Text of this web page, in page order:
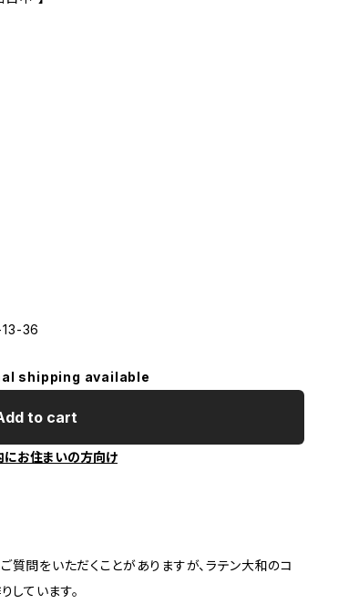
36
shipping available
to cart
にお住まいの方向け
質問をいただくことがありますが、ラテン大和のコ
ています。